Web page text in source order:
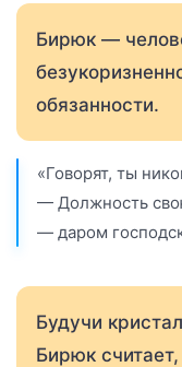
Бирюк —
обязанности.
«Говорят, ты
— Должность
— даром
Будучи
Бирюк